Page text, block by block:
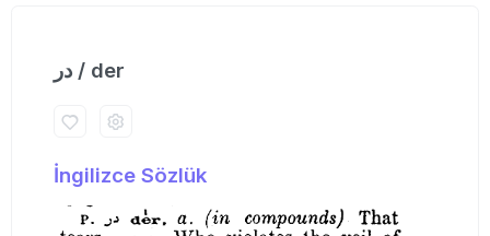
در / der
İngilizce Sözlük